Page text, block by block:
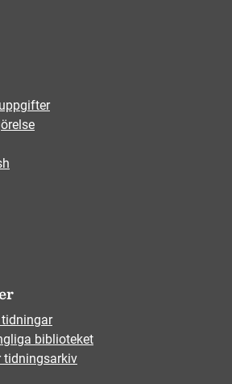
biblioteket
tidningsarkiv